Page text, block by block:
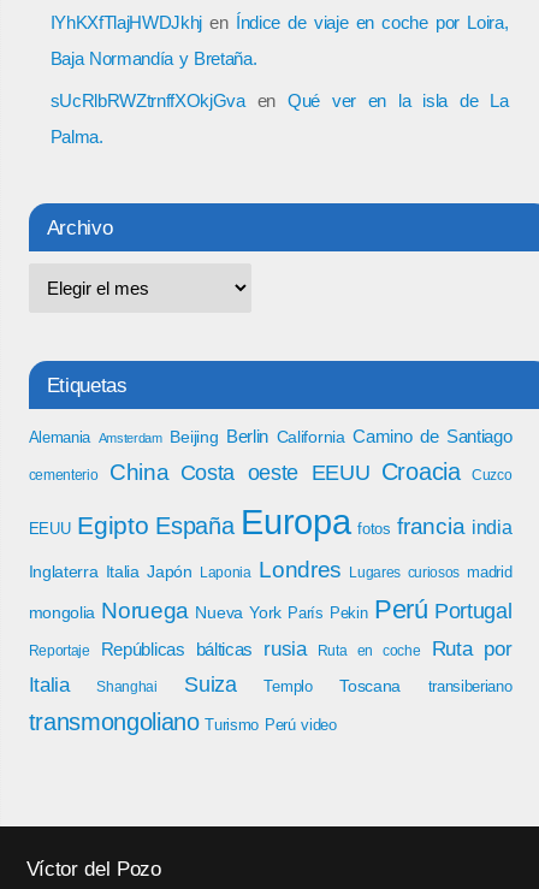
IYhKXfTlajHWDJkhj en Índice de viaje en coche por Loira,
Baja Normandía y Bretaña.
sUcRlbRWZtrnffXOkjGvaen Qué ver en la isla de La
Palma.
Archivo
Etiquetas
Alemania Amsterdam Beijing Berlin California Camino de Santiago
cementerio China Costa oeste EEUU Croacia Cuzco
EEUU Egipto España Europa fotos francia india
Inglaterra Italia Japón Laponia Londres Lugares curiosos madrid
mongolia Noruega Nueva York París Pekin Perú Portugal
Reportaje Repúblicas bálticas rusia Ruta en coche
Ruta por
Italia
Shanghai Suiza Templo Toscana transiberiano
transmongoliano Turismo Perú video
Víctor del Pozo